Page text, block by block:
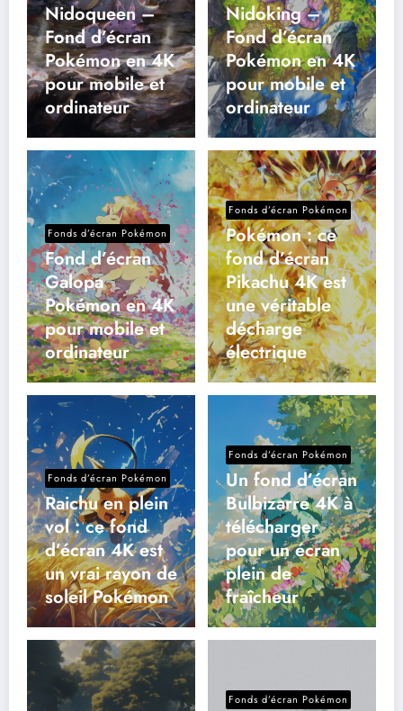
Nidoqueen –
Fond d’écran
Pokémon en 4K
pour mobile et
ordinateur
Nidoking –
Fond d’écran
Pokémon en 4K
pour mobile et
ordinateur
Fonds d’écran Pokémon
Fond d’écran
Galopa
Pokémon en 4K
pour mobile et
ordinateur
Fonds d’écran Pokémon
Pokémon : ce
fond d’écran
Pikachu 4K est
une véritable
décharge
électrique
Fonds d’écran Pokémon
Raichu en plein
vol : ce fond
d’écran 4K est
un vrai rayon de
soleil Pokémon
Fonds d’écran Pokémon
Un fond d’écran
Bulbizarre 4K à
télécharger
pour un écran
plein de
fraîcheur
Fonds d’écran Pokémon